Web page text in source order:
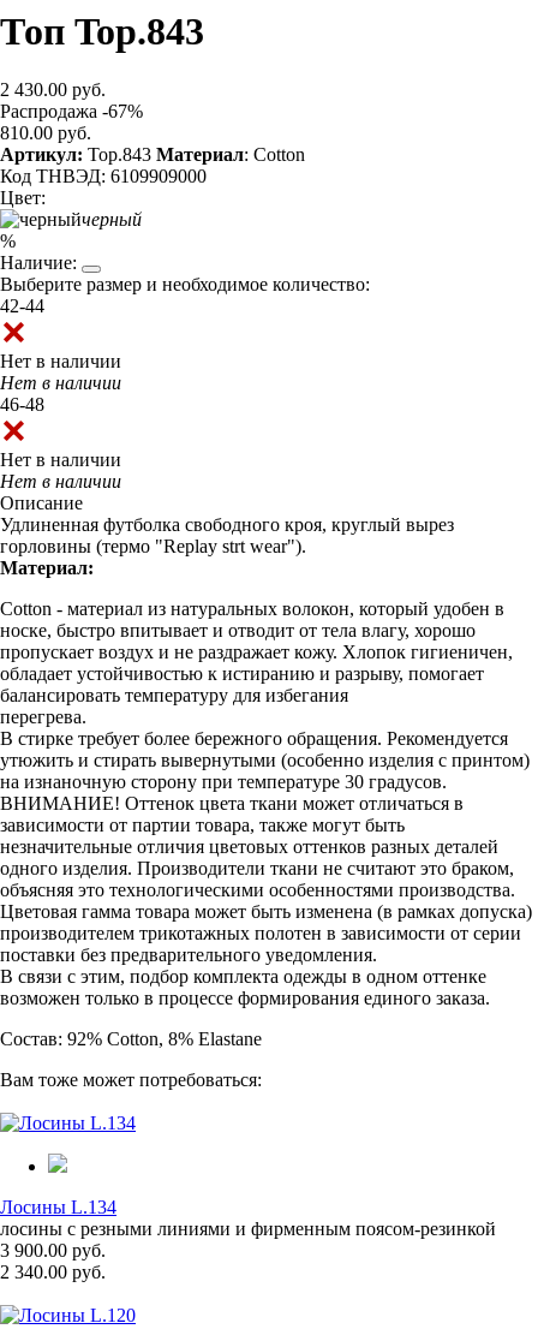
Топ Top.843
2 430.00 руб.
Распродажа -67%
810.00 руб.
Артикул: Top.843 Материал: Cotton
Код ТНВЭД: 6109909000
Цвет:
черный
%
Наличие:
Выберите размер и необходимое количество:
42-44
Нет в наличии
Нет в наличии
46-48
Нет в наличии
Нет в наличии
Описание
Удлиненная футболка свободного кроя, круглый вырез
горловины (термо "Replay strt wear").
Материал:
Cotton - материал из натуральных волокон, который удобен в
носке, быстро впитывает и отводит от тела влагу, хорошо
пропускает воздух и не раздражает кожу. Хлопок гигиеничен,
обладает устойчивостью к истиранию и разрыву, помогает
балансировать температуру для избегания
перегрева.
В стирке требует более бережного обращения. Рекомендуется
утюжить и стирать вывернутыми (особенно изделия с принтом)
на изнаночную сторону при температуре 30 градусов.
ВНИМАНИЕ! Оттенок цвета ткани может отличаться в
зависимости от партии товара, также могут быть
незначительные отличия цветовых оттенков разных деталей
одного изделия. Производители ткани не считают это браком,
объясняя это технологическими особенностями производства.
Цветовая гамма товара может быть изменена (в рамках допуска)
производителем трикотажных полотен в зависимости от серии
поставки без предварительного уведомления.
В связи с этим, подбор комплекта одежды в одном оттенке
возможен только в процессе формирования единого заказа.
Состав: 92% Cotton, 8% Elastane
Вам тоже может потребоваться:
Лосины L.134
лосины с резными линиями и фирменным поясом-резинкой
3 900.00 руб.
2 340.00 руб.